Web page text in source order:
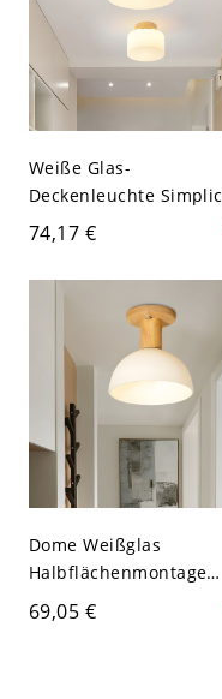
Weiße Glas-
Deckenleuchte
1-Licht Flushmount-
- Weiß 110V-120V
74,17 €
Dome Weißglas
Halbflächenmontage
Einfache 1-Licht Holz-
Deckenleuchte für Flur
69,05 €